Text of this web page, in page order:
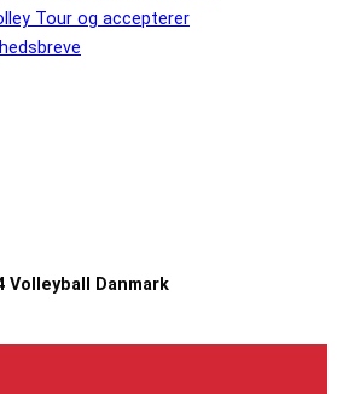
Tour og accepterer
Volleyball Danmark